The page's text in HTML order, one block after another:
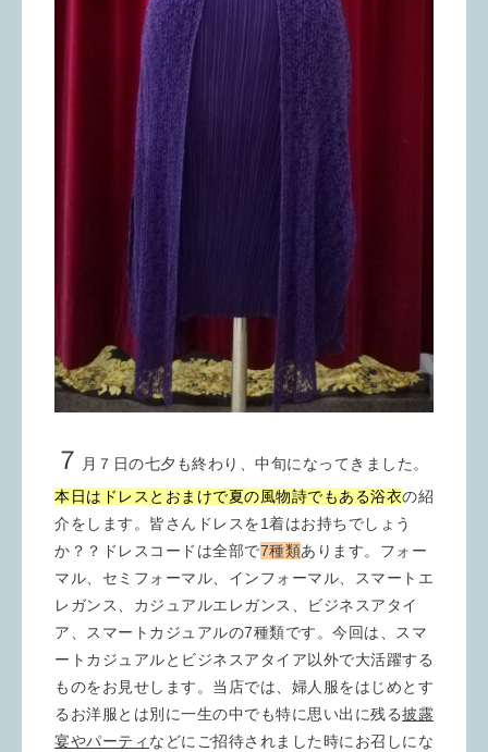
７
月７日の七夕も終わり、中旬になってきました。
本日はドレスとおまけで夏の風物詩でもある浴衣の紹
介をします。皆さんドレスを1着はお持ちでしょう
か？？ドレスコードは全部で7種類あります。フォー
マル、セミフォーマル、インフォーマル、スマートエ
レガンス、カジュアルエレガンス、ビジネスアタイ
ア、スマートカジュアルの7種類です。今回は、スマ
ートカジュアルとビジネスアタイア以外で大活躍する
ものをお見せします。当店では、婦人服をはじめとす
るお洋服とは別に一生の中でも特に思い出に残る披露
宴やパーティ などにご招待されました時にお召しにな